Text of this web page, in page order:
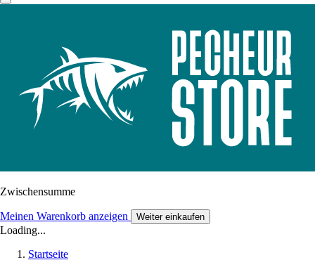
Zwischensumme
Meinen Warenkorb anzeigen Weiter einkaufen
Loading...
Startseite